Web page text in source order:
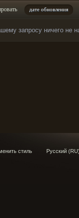
дате обновления
запросу ничего не
стиль Русский